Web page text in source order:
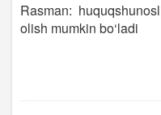
Rasman:
olish mumkin bo‘ladi